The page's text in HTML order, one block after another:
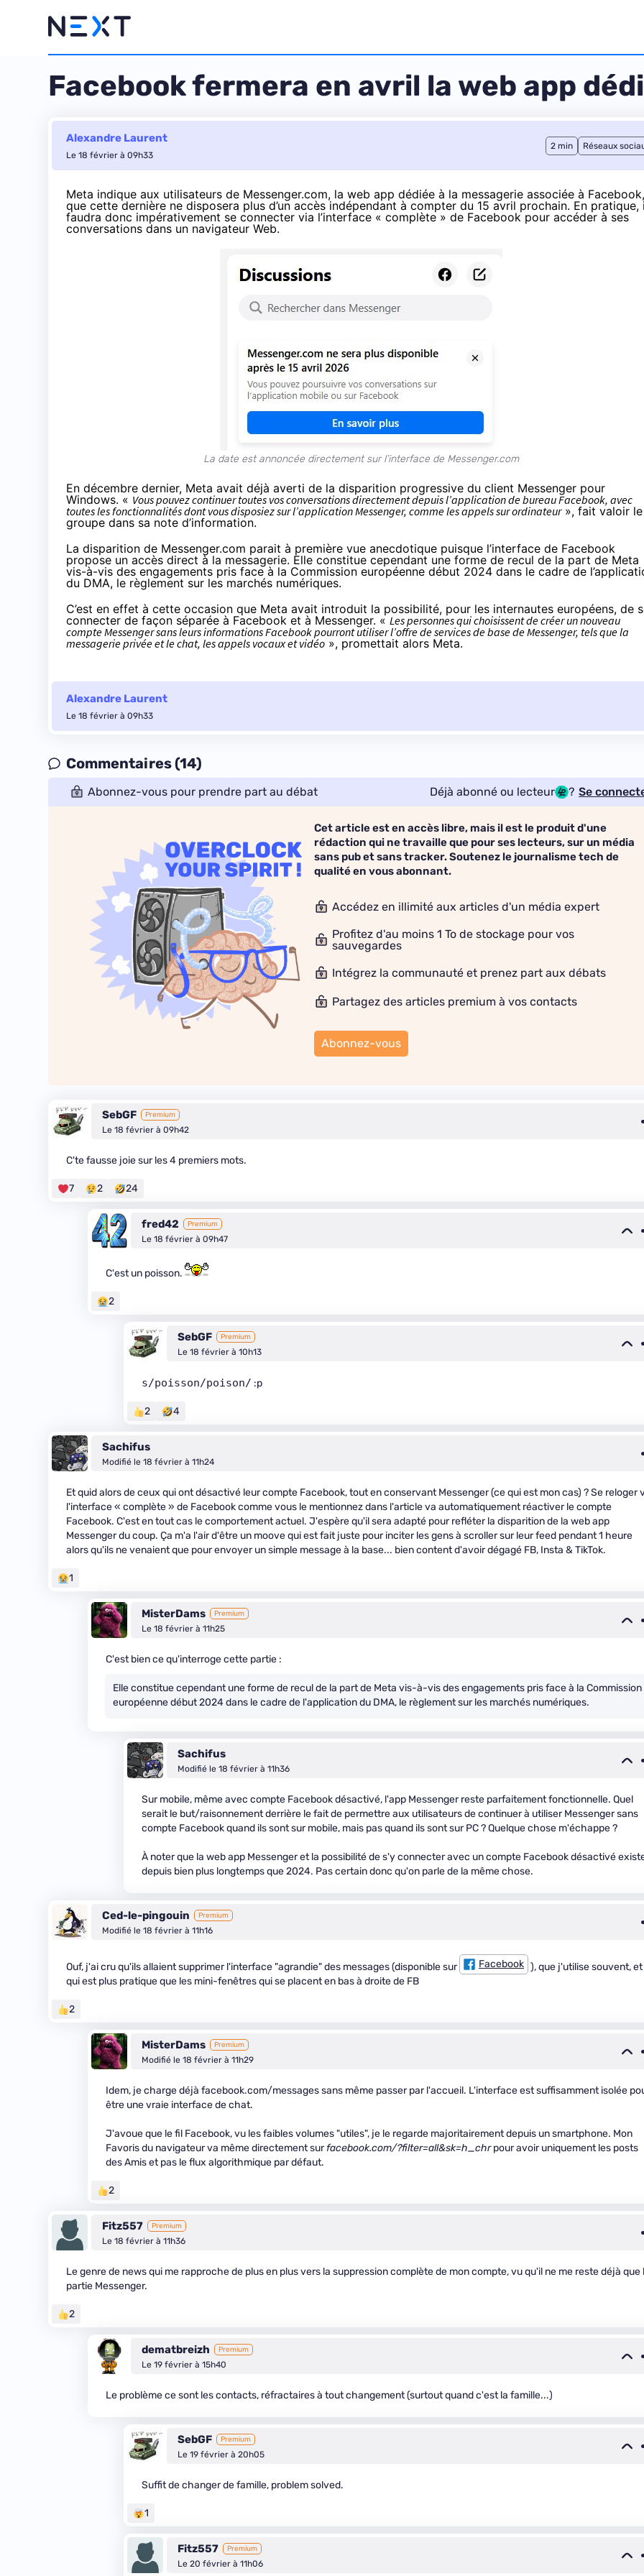
Facebook fermera en avril la web app
Alexandre Laurent
Le 18 février à 09h33
2 min Réseaux
Meta indique aux utilisateurs de Messenger.com, la web app dédiée à la messagerie associée à Facebook,
que cette dernière ne disposera plus d’un accès indépendant à compter du 15 avril prochain. En pratique,
faudra donc impérativement se connecter via l’interface « complète » de Facebook pour accéder à ses
conversations dans un navigateur Web.
La date est annoncée directement sur l’interface de Messenger.com
En décembre dernier, Meta avait déjà averti de la disparition progressive du client Messenger pour
Windows. « Vous pouvez continuer toutes vos conversations directement depuis l’application de bureau Facebook, avec
toutes les fonctionnalités dont vous disposiez sur l’application Messenger, comme les appels sur ordinateur», fait valoir le
groupe dans sa note d’information.
La disparition de Messenger.com parait à première vue anecdotique puisque l’interface de Facebook
propose un accès direct à la messagerie. Elle constitue cependant une forme de recul de la part de Meta
vis-à-vis des engagements pris face à la Commission européenne début 2024 dans le cadre de
du DMA, le règlement sur les marchés numériques.
C’est en effet à cette occasion que Meta avait introduit la possibilité, pour les internautes européens, de
connecter de façon séparée à Facebook et à Messenger. « Les personnes qui choisissent de créer un nouveau
compte Messenger sans leurs informations Facebook pourront utiliser l’offre de services de base de Messenger, tels que la
messagerie privée et le chat, les appels vocaux et vidéo », promettait alors Meta.
Alexandre Laurent
Le 18 février à 09h33
Commentaires (14)
Abonnez-vous pour prendre part au débat Déjà abonné ou lecteur ? Se
Cet article est en accès libre, mais il est le produit d'une
rédaction qui ne travaille que pour ses lecteurs, sur un média
sans pub et sans tracker. Soutenez le journalisme tech de
qualité en vous abonnant.
Accédez en illimité aux articles d'un média expert
Profitez d'au moins 1 To de stockage pour vos
sauvegardes
Intégrez la communauté et prenez part aux débats
Partagez des articles premium à vos contacts
Abonnez-vous
SebGF Premium
Le 18 février à 09h42
C'te fausse joie sur les 4 premiers mots.
7 2 24
fred42 Premium
Le 18 février à 09h47
C'est un poisson.
2
SebGF Premium
Le 18 février à 10h13
s/poisson/poison/ :p
2 4
Sachifus
Modifié le 18 février à 11h24
Et quid alors de ceux qui ont désactivé leur compte Facebook, tout en conservant Messenger (ce qui est mon cas) ? Se reloger
l'interface « complète » de Facebook comme vous le mentionnez dans l'article va automatiquement réactiver le compte
Facebook. C'est en tout cas le comportement actuel. J'espère qu'il sera adapté pour refléter la disparition de la web app
Messenger du coup. Ça m'a l'air d'être un moove qui est fait juste pour inciter les gens à scroller sur leur feed pendant 1 heure
alors qu'ils ne venaient que pour envoyer un simple message à la base... bien content d'avoir dégagé FB, Insta & TikTok.
1
MisterDams Premium
Le 18 février à 11h25
C'est bien ce qu'interroge cette partie :
Elle constitue cependant une forme de recul de la part de Meta vis-à-vis des engagements pris face à la Commission
européenne début 2024 dans le cadre de l'application du DMA, le règlement sur les marchés numériques.
Sachifus
Modifié le 18 février à 11h36
Sur mobile, même avec compte Facebook désactivé, l'app Messenger reste parfaitement fonctionnelle. Quel
serait le but/raisonnement derrière le fait de permettre aux utilisateurs de continuer à utiliser Messenger sans
compte Facebook quand ils sont sur mobile, mais pas quand ils sont sur PC ? Quelque chose m'échappe ?
À noter que la web app Messenger et la possibilité de s'y connecter avec un compte Facebook désactivé
depuis bien plus longtemps que 2024. Pas certain donc qu'on parle de la même chose.
Ced-le-pingouin Premium
Modifié le 18 février à 11h16
Ouf, j'ai cru qu'ils allaient supprimer l'interface "agrandie" des messages (disponible sur Facebook ), que j'utilise souvent, et
qui est plus pratique que les mini-fenêtres qui se placent en bas à droite de FB
2
MisterDams Premium
Modifié le 18 février à 11h29
Idem, je charge déjà facebook.com/messages sans même passer par l'accueil. L'interface est suffisamment isolée
être une vraie interface de chat.
J'avoue que le fil Facebook, vu les faibles volumes "utiles", je le regarde majoritairement depuis un smartphone. Mon
Favoris du navigateur va même directement surfacebook.com/?filter=all&sk=h_chrpour avoir uniquement les posts
des Amis et pas le flux algorithmique par défaut.
2
Fitz557 Premium
Le 18 février à 11h36
Le genre de news qui me rapproche de plus en plus vers la suppression complète de mon compte, vu qu'il ne me reste déjà que
partie Messenger.
2
dematbreizh Premium
Le 19 février à 15h40
Le problème ce sont les contacts, réfractaires à tout changement (surtout quand c'est la famille...)
SebGF Premium
Le 19 février à 20h05
Suffit de changer de famille, problem solved.
1
Fitz557 Premium
Le 20 février à 11h06